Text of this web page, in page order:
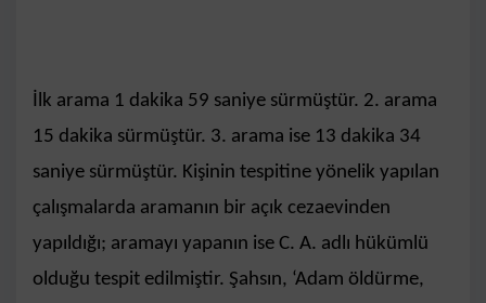
İlk arama 1 dakika 59 saniye sürmüştür. 2. arama
15 dakika sürmüştür. 3. arama ise 13 dakika 34
saniye sürmüştür. Kişinin tespitine yönelik yapılan
çalışmalarda aramanın bir açık cezaevinden
yapıldığı; aramayı yapanın ise C. A. adlı hükümlü
olduğu tespit edilmiştir. Şahsın, ‘Adam öldürme,